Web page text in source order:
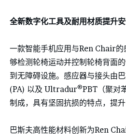
全新数字化工具及耐用材质提升
一款智能手机应用与Ren Chair
够检测轮椅运动并控制轮椅背面
到无障碍设施。感应器与接头由
(PA) 以及 Ultradur®PBT（聚对
制成，具有坚固抗损的特点，提升
巴斯夫高性能材料创新为Ren